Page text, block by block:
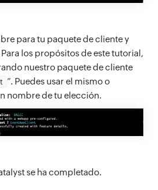
para tu paquete de cliente y
Para los propósitos de este tutorial,
nuestro paquete de cliente
”. Puedes usar el mismo o
nombre de tu elección.
se ha completado.